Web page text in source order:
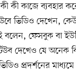
কী কাজে ব্যবহার
ভিডিও দেখেন,
ফেসবুক বা
দেখেও যে অনেক
প্রদর্শনের মাধ্যমে